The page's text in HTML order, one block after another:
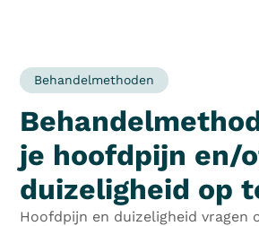
Behandelmethoden
je hoofdpijn en/
duizeligheid op
Hoofdpijn en duizeligheid vragen